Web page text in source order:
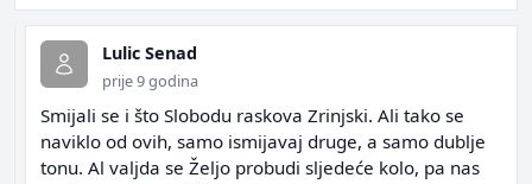
Lulic Senad
prije 9 godina
Smijali se i što Slobodu raskova Zrinjski. Ali tako se
naviklo od ovih, samo ismijavaj druge, a samo dublje
tonu. Al valjda se Željo probudi sljedeće kolo, pa nas